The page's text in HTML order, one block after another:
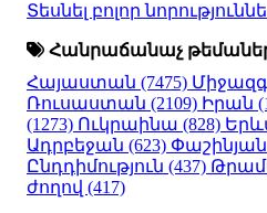
Տեսնել բոլոր
Հանրաճանաչ
Հայաստան (7475)
Ռուսաստան (2109) Իրան
(1273) Ուկրաինա (828)
Ադրբեջան (623) Փաշինյան
Ընդդիմություն (437)
ժողով (417)